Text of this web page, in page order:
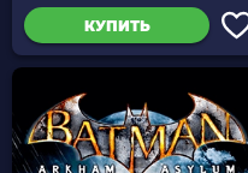
КУПИТЬ